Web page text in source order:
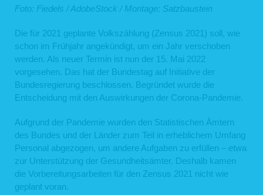
Foto: Fiedels / AdobeStock / Montage: Satzbaustein
Die für 2021 geplante Volkszählung (Zensus 2021) soll, wie
schon im Frühjahr angekündigt, um ein Jahr verschoben
werden. Als neuer Termin ist nun der 15. Mai 2022
vorgesehen. Das hat der Bundestag auf Initiative der
Bundesregierung beschlossen. Begründet wurde die
Entscheidung mit den Auswirkungen der Corona-Pandemie.
Aufgrund der Pandemie wurden den Statistischen Ämtern
des Bundes und der Länder zum Teil in erheblichem Umfang
Personal abgezogen, um andere Aufgaben zu erfüllen – etwa
zur Unterstützung der Gesundheitsämter. Deshalb kamen
die Vorbereitungsarbeiten für den Zensus 2021 nicht wie
geplant voran.